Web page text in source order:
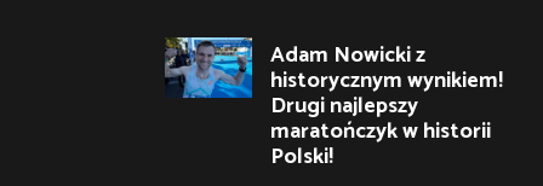
Adam Nowicki z
historycznym wynikiem!
Drugi najlepszy
maratończyk w historii
Polski!